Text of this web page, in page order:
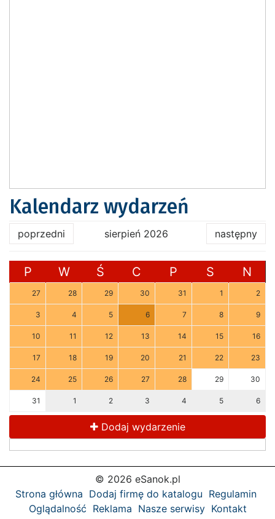
Kalendarz wydarzeń
poprzedni sierpień 2026 następny
P W Ś C P S N
27 28 29 30 31 1 2
3 4 5 6 7 8 9
10 11 12 13 14 15 16
17 18 19 20 21 22 23
24 25 26 27 28 29 30
31 1 2 3 4 5 6
Dodaj wydarzenie
© 2026 eSanok.pl
Strona główna Dodaj firmę do katalogu Regulamin
Oglądalność Reklama Nasze serwisy Kontakt